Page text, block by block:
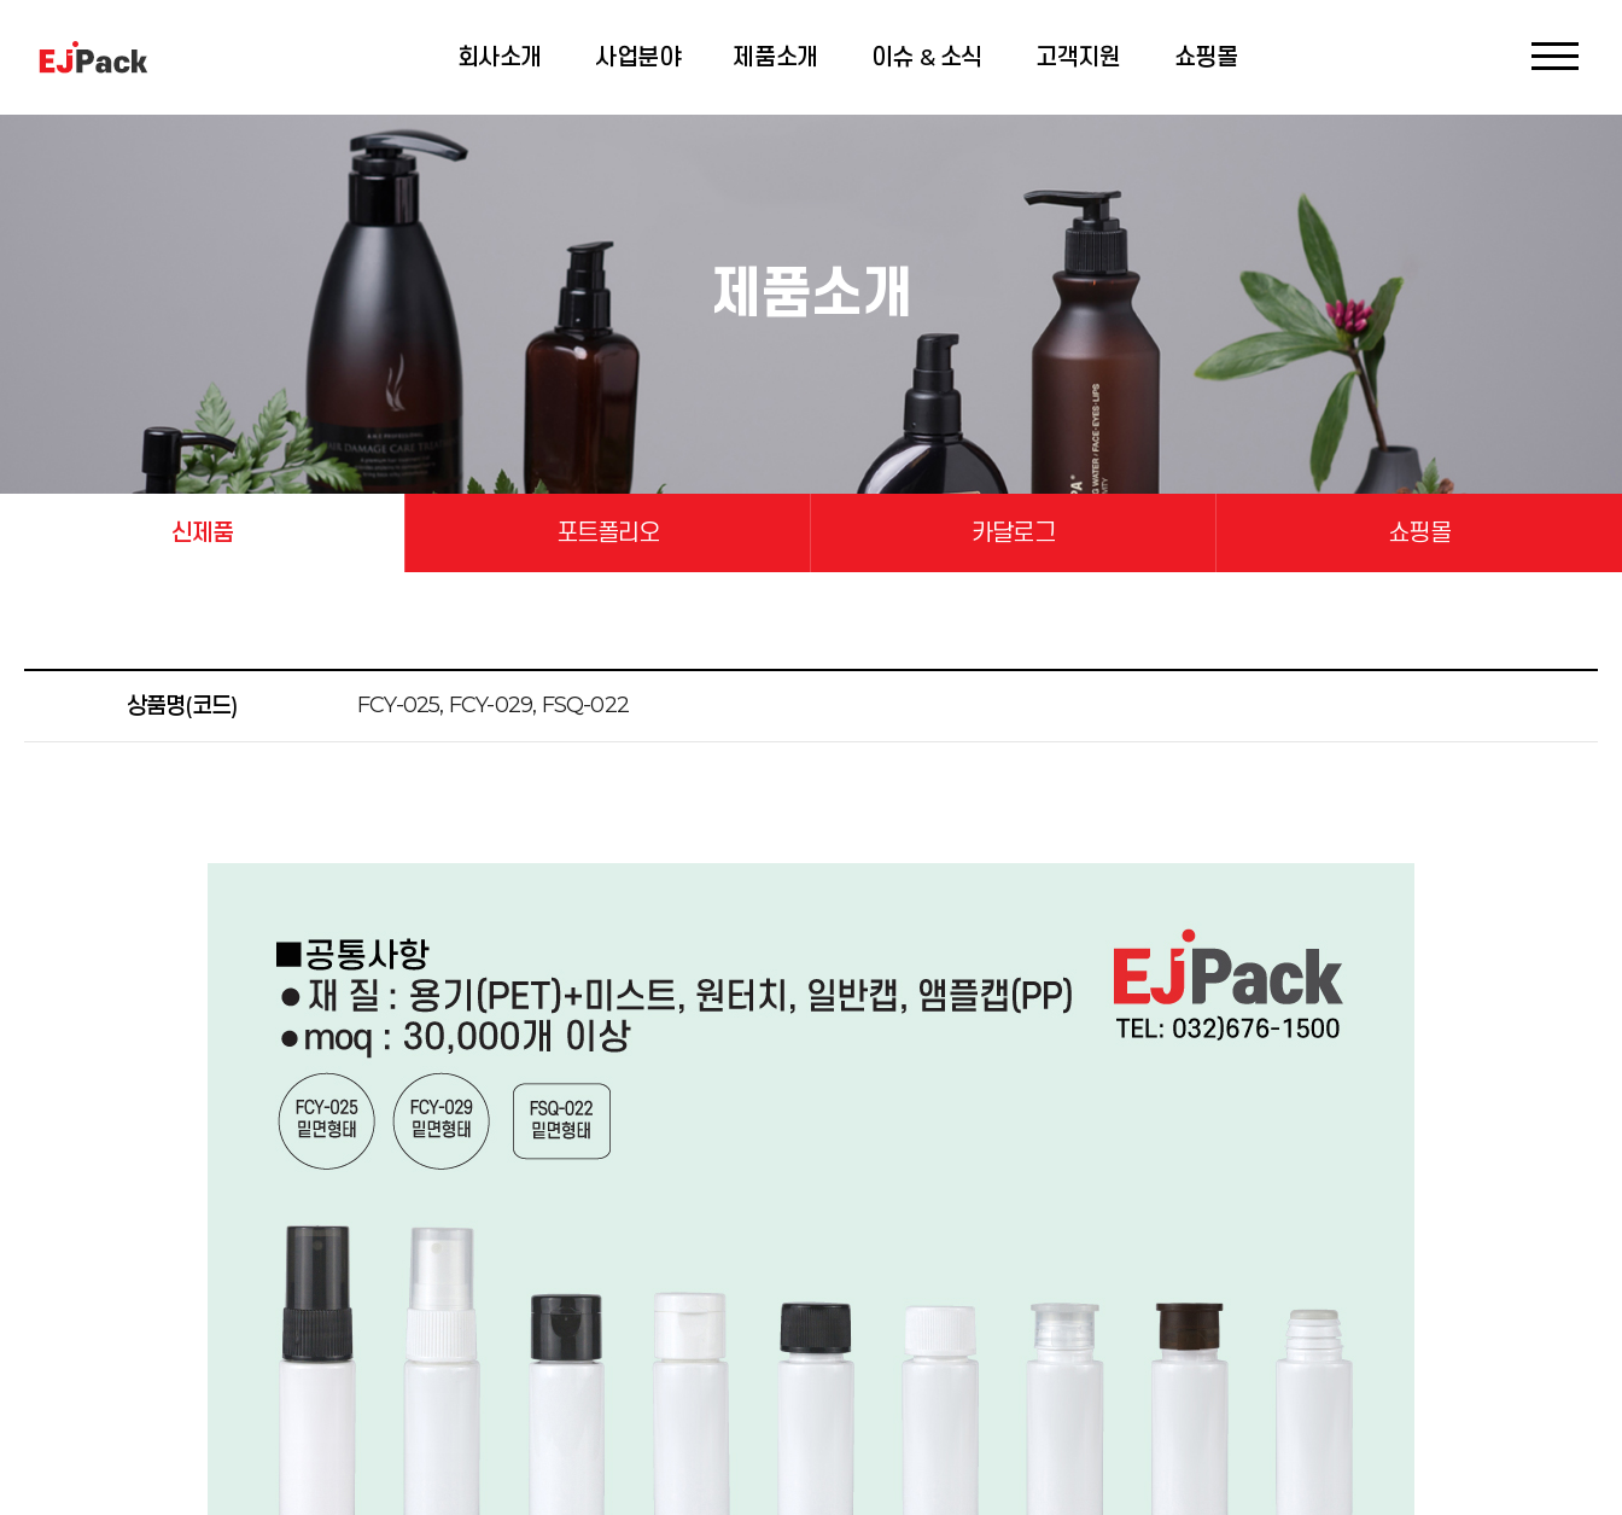
회사소개 사업분야 제품소개 이슈 & 소식 고객지원 쇼핑몰
제품소개
신제품 포트폴리오 카달로그 쇼핑몰
상품명(코드) FCY-025, FCY-029, FSQ-022